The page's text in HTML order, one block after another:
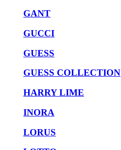
GANT
GUCCI
GUESS
GUESS COLLECTION
HARRY LIME
INORA
LORUS